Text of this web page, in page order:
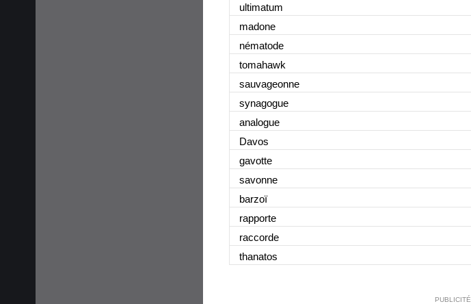
ultimatum
madone
nématode
tomahawk
sauvageonne
synagogue
analogue
Davos
gavotte
savonne
barzoï
rapporte
raccorde
thanatos
PUBLICITÉ